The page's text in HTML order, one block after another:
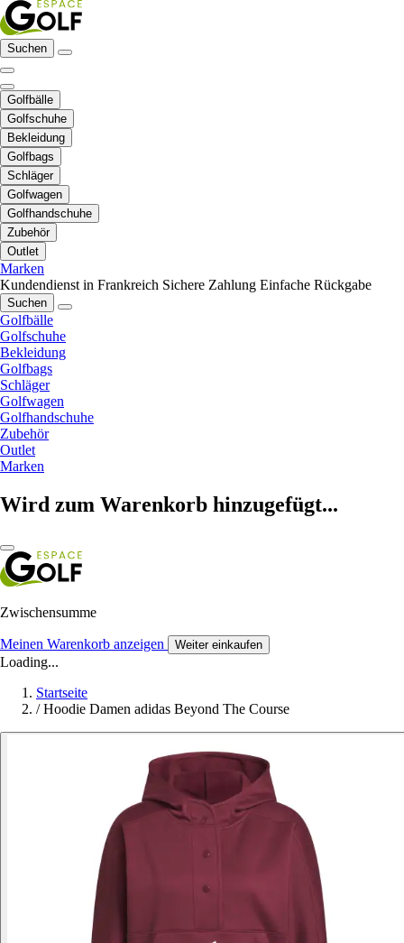
Suchen
Golfbälle
Golfschuhe
Bekleidung
Golfbags
Schläger
Golfwagen
Golfhandschuhe
Zubehör
Outlet
Marken
Kundendienst in Frankreich Sichere Zahlung Einfache Rückgabe
Suchen
Golfbälle
Golfschuhe
Bekleidung
Golfbags
Schläger
Golfwagen
Golfhandschuhe
Zubehör
Outlet
Marken
Wird zum Warenkorb hinzugefügt...
Zwischensumme
Meinen Warenkorb anzeigen Weiter einkaufen
Loading...
Startseite
/ Hoodie Damen adidas Beyond The Course